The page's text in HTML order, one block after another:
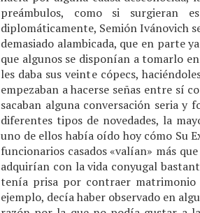
preámbulos, como si surgieran
diplomáticamente, Semión Ivánovich
demasiado alambicada, que en parte
que algunos se disponían a tomarlo
les daba sus veinte cópecs,
empezaban a hacerse señas entre sí
sacaban alguna conversación seria
diferentes tipos de novedades, la
uno de ellos había oído hoy cómo Su
funcionarios casados «valían» más
adquirían con la vida conyugal
tenía prisa por contraer matrimonio
ejemplo, decía haber observado en